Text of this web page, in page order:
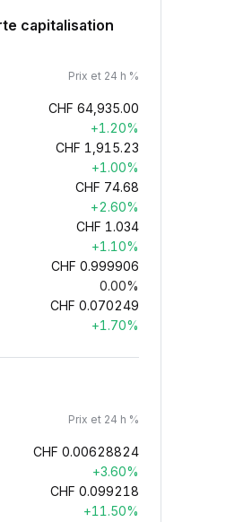
capitalisation
Prix et 24 h %
CHF 64,935.00
+1.20%
CHF 1,915.23
+1.00%
CHF 74.68
+2.60%
CHF 1.034
+1.10%
CHF 0.999906
0.00%
CHF 0.070249
+1.70%
Prix et 24 h %
CHF 0.00628824
+3.60%
CHF 0.099218
+11.50%